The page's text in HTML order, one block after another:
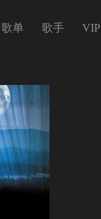
歌单 歌手 VIP